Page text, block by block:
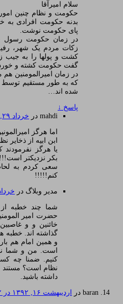
سلام امیرآقا
حکومت و نظام چنین
بدنه حکومت افرادی به
پای حکومت نوشت.
در زمان حکومت رسول
زکات مردم یک شهر،
کشت و پولها را به
گفت حکومت کشته و
در زمان امیرالمومنین
که به طور مستقیم
شده اند…
پاسخ ↓
mahdi در خرداد ۲۹, ۱۳۹۲ در ۱۱:۱۸ ق٫ظ
اما هرگز
ابن ابیه از ذخایر
یا هرگز
بکر نزدیکتر
سعی کردم به
کنم!!!!!
مدیر وبلاگ در خرداد ۲۹, ۱۳۹۲ در
شما چند خطبه از
حضرت امیر
خائنین و و
و همین امام هم
است. من و شما
کنیم. ضمنا چه
نظام است؟ مستند
داشته باشید.
baran در اردیبهشت ۱۶, ۱۳۹۲ در ۱:۳۲ ب٫ظ